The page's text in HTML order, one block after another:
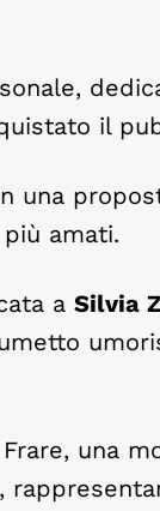
il
una
amati.
a Silvia
una